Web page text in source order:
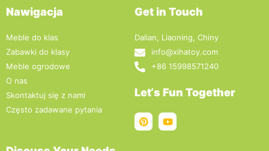
Nawigacja
Meble do klas
Zabawki do klasy
Meble ogrodowe
O nas
Skontaktuj się z nami
Często zadawane pytania
Get in Touch
Dalian, Liaoning, Chiny
info@xihatoy.com
+86 15998571240
Let‘s Fun Together